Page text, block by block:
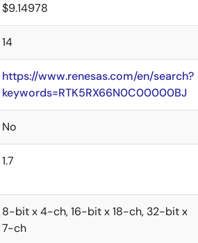
$9.14978
14
https://www.renesas.com/en/search?
keywords=RTK5RX66N0C00000BJ
No
1.7
8-bit x 4-ch, 16-bit x 18-ch, 32-bit x
7-ch